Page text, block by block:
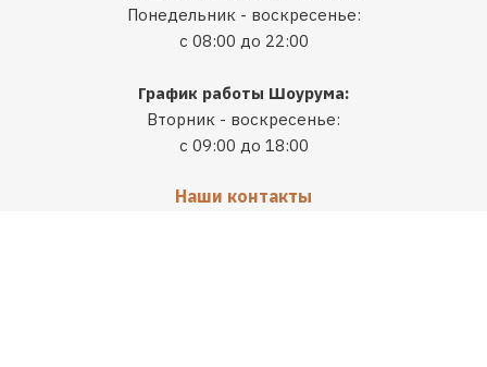
Понедельник - воскресенье:
с 08:00 до 22:00
График работы Шоурума:
Вторник - воскресенье:
с 09:00 до 18:00
Наши контакты